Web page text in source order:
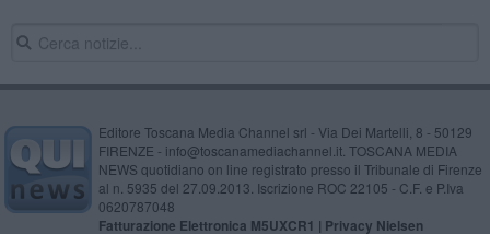
Editore Toscana Media Channel srl - Via Dei Martelli, 8 - 50129
FIRENZE - info@toscanamediachannel.it. TOSCANA MEDIA
NEWS quotidiano on line registrato presso il Tribunale di Firenze
al n. 5935 del 27.09.2013. Iscrizione ROC 22105 - C.F. e P.Iva
0620787048
Fatturazione Elettronica M5UXCR1 | Privacy Nielsen